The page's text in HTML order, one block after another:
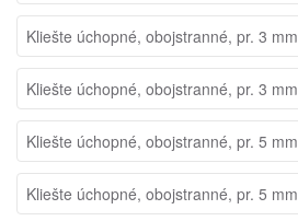
Kliešte úchopné, obojstranné, pr. 3 mm
Kliešte úchopné, obojstranné, pr. 3 mm
Kliešte úchopné, obojstranné, pr. 5 mm
Kliešte úchopné, obojstranné, pr. 5 mm